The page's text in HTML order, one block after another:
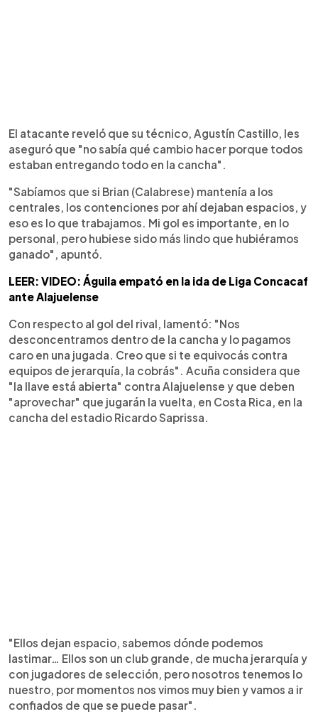
El atacante reveló que su técnico, Agustín Castillo, les
aseguró que "no sabía qué cambio hacer porque todos
estaban entregando todo en la cancha".
"Sabíamos que si Brian (Calabrese) mantenía a los
centrales, los contenciones por ahí dejaban espacios, y
eso es lo que trabajamos. Mi gol es importante, en lo
personal, pero hubiese sido más lindo que hubiéramos
ganado", apuntó.
LEER: VIDEO: Águila empató en la ida de Liga Concacaf
ante Alajuelense
Con respecto al gol del rival, lamentó: "Nos
desconcentramos dentro de la cancha y lo pagamos
caro en una jugada. Creo que si te equivocás contra
equipos de jerarquía, la cobrás". Acuña considera que
"la llave está abierta" contra Alajuelense y que deben
"aprovechar" que jugarán la vuelta, en Costa Rica, en la
cancha del estadio Ricardo Saprissa.
"Ellos dejan espacio, sabemos dónde podemos
lastimar… Ellos son un club grande, de mucha jerarquía y
con jugadores de selección, pero nosotros tenemos lo
nuestro, por momentos nos vimos muy bien y vamos a ir
confiados de que se puede pasar".